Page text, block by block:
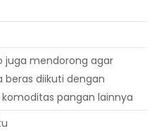
juga mendorong agar
beras diikuti dengan
pangan lainnya